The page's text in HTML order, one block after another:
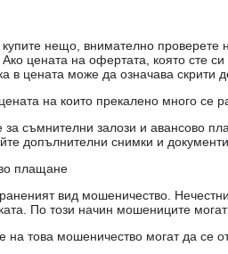
нещо, внимателно проверете
цената на офертата, която сте
в цената може да означава
на които прекалено много се
за съмнителни залози и авансово
допълнителни снимки и
плащане
вид мошеничество.
По този начин мошениците
на това мошеничество могат да се